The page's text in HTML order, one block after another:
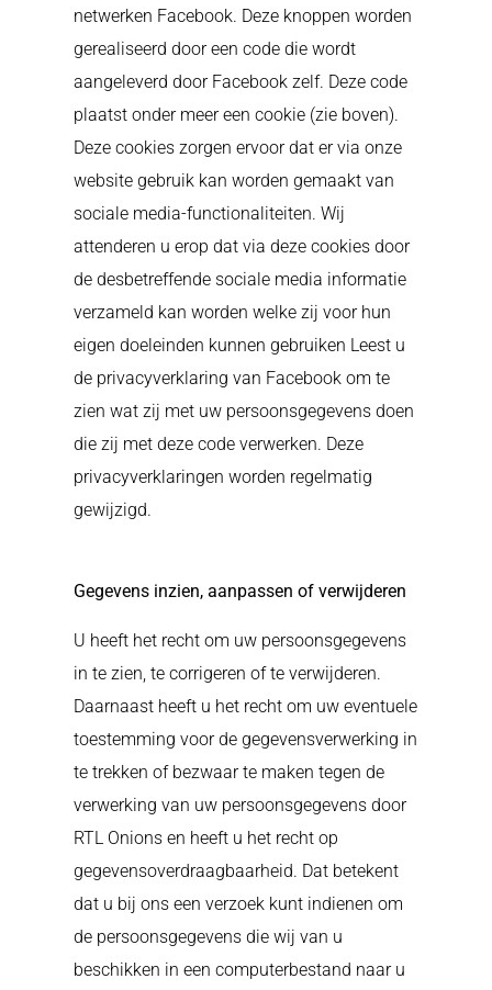
netwerken Facebook. Deze knoppen worden
gerealiseerd door een code die wordt
aangeleverd door Facebook zelf. Deze code
plaatst onder meer een cookie (zie boven).
Deze cookies zorgen ervoor dat er via onze
website gebruik kan worden gemaakt van
sociale media-functionaliteiten. Wij
attenderen u erop dat via deze cookies door
de desbetreffende sociale media informatie
verzameld kan worden welke zij voor hun
eigen doeleinden kunnen gebruiken Leest u
de privacyverklaring van Facebook om te
zien wat zij met uw persoonsgegevens doen
die zij met deze code verwerken. Deze
privacyverklaringen worden regelmatig
gewijzigd.
Gegevens inzien, aanpassen of verwijderen
U heeft het recht om uw persoonsgegevens
in te zien, te corrigeren of te verwijderen.
Daarnaast heeft u het recht om uw eventuele
toestemming voor de gegevensverwerking in
te trekken of bezwaar te maken tegen de
verwerking van uw persoonsgegevens door
RTL Onions en heeft u het recht op
gegevensoverdraagbaarheid. Dat betekent
dat u bij ons een verzoek kunt indienen om
de persoonsgegevens die wij van u
beschikken in een computerbestand naar u